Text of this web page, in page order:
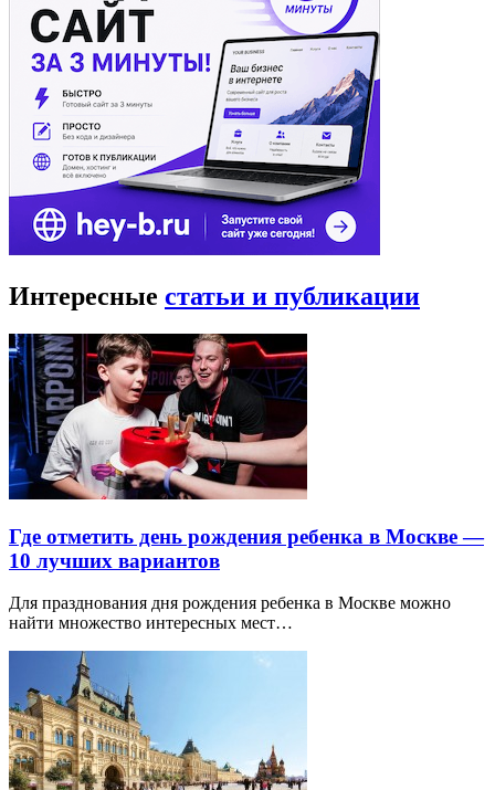
Интересные статьи и публикации
Где отметить день рождения ребенка в Москве —
10 лучших вариантов
Для празднования дня рождения ребенка в Москве можно
найти множество интересных мест…